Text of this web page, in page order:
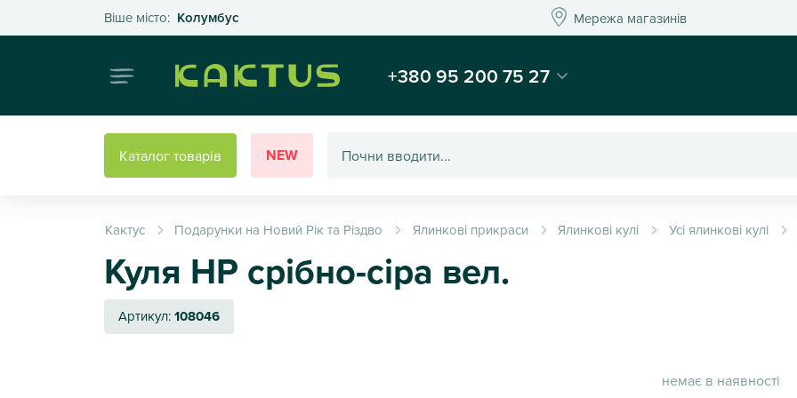
Віше місто: КолумбусОберіть своє місто Мережа магазинівМережа магазинів
Інтернет-магазин подарунків та декору - Kaktus
+380 95 200 75 27
Каталог товарів NEW
Кактус Подарунки на Новий Рік та Різдво Ялинкові прикраси Ялинкові кулі Усі ялинкові кулі
Куля НР срібно-сіра вел.
Артикул:108046
немає в наявності